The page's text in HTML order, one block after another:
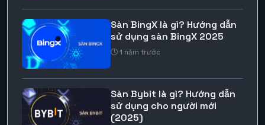
Sàn BingX là gì? Hướng dẫn
sử dụng sàn BingX 2025
1 năm trước
Sàn Bybit là gì? Hướng dẫn
sử dụng cho người mới
(2025)